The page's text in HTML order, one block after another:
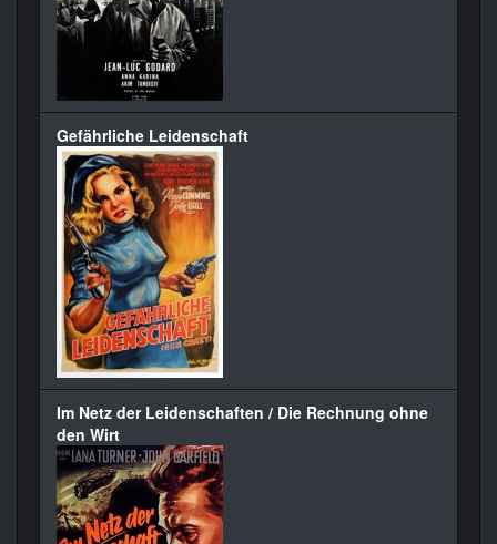
Gefährliche Leidenschaft
Im Netz der Leidenschaften / Die Rechnung ohne
den Wirt